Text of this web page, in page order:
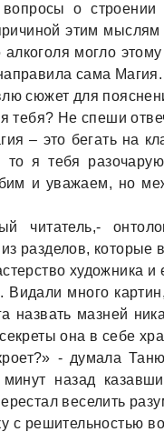
о
этим
могло
сама Магия.
сюжет для
тебя? Не спеши
– это бегать на
то я тебя
и уважаем, но
читатель,-
разделов, которые
художника и
Видали много
назвать мазней
она в себе
- думала
назад
веселить
с решительностью